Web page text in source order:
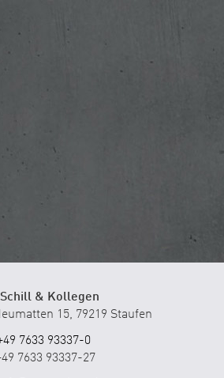
& Kollegen
15, 79219 Staufen
7633 93337-0
7633 93337-27